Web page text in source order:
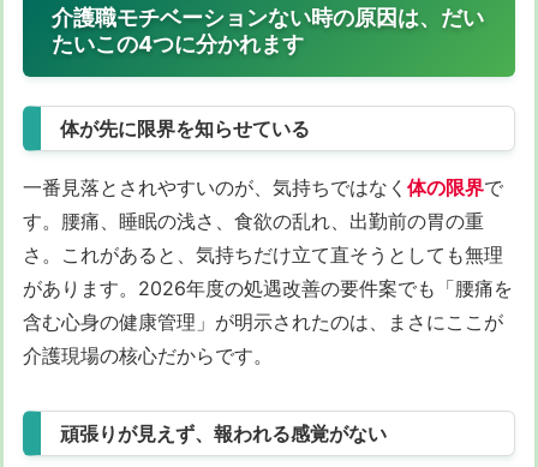
介護職モチベーションない時の原因は、だい
たいこの4つに分かれます
体が先に限界を知らせている
一番見落とされやすいのが、気持ちではなく 体の限界で
す。腰痛、睡眠の浅さ、食欲の乱れ、出勤前の胃の重
さ。これがあると、気持ちだけ立て直そうとしても無理
があります。2026年度の処遇改善の要件案でも「腰痛を
含む心身の健康管理」が明示されたのは、まさにここが
介護現場の核心だからです。
頑張りが見えず、報われる感覚がない